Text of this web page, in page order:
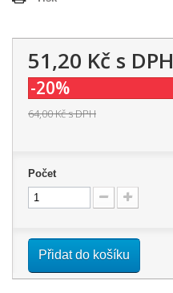
51,20 Kč s DPH
-20%
64,00 Kčs DPH
Počet
Přidat do košíku